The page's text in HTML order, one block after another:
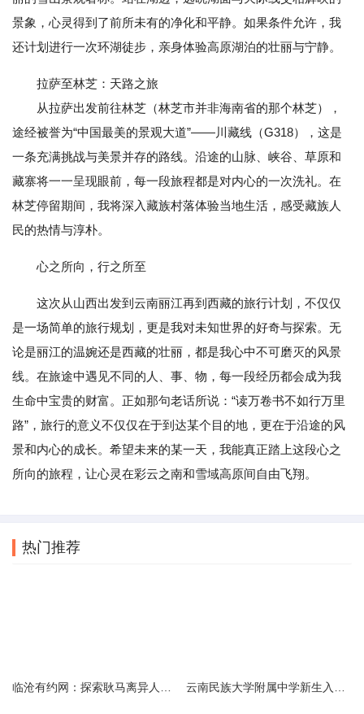
景象，心灵得到了前所未有的净化和平静。如果条件允许，我
还计划进行一次环湖徒步，亲身体验高原湖泊的壮丽与宁静。
拉萨至林芝：天路之旅
从拉萨出发前往林芝（林芝市并非海南省的那个林芝），
途经被誉为“中国最美的景观大道”——川藏线（G318），这是
一条充满挑战与美景并存的路线。沿途的山脉、峡谷、草原和
藏寨将一一呈现眼前，每一段旅程都是对内心的一次洗礼。在
林芝停留期间，我将深入藏族村落体验当地生活，感受藏族人
民的热情与淳朴。
心之所向，行之所至
这次从山西出发到云南丽江再到西藏的旅行计划，不仅仅
是一场简单的旅行规划，更是我对未知世界的好奇与探索。无
论是丽江的温婉还是西藏的壮丽，都是我心中不可磨灭的风景
线。在旅途中遇见不同的人、事、物，每一段经历都会成为我
生命中宝贵的财富。正如那句老话所说：“读万卷书不如行万里
路”，旅行的意义不仅仅在于到达某个目的地，更在于沿途的风
景和内心的成长。希望未来的某一天，我能真正踏上这段心之
所向的旅程，让心灵在彩云之南和雪域高原间自由飞翔。
热门推荐